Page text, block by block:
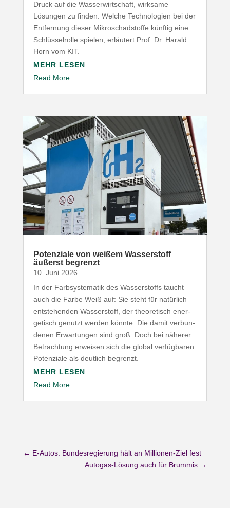
Druck auf die Wasser­wirt­schaft, wirksame
Lösungen zu finden. Welche Tech­no­logien bei der
Entfernung dieser Mikro­schad­stoffe künftig eine
Schlüs­sel­rolle spielen, erläutert Prof. Dr. Harald
Horn vom KIT.
MEHR LESEN
Read More
Poten­ziale von weißem Wasser­stoff
äußerst begrenzt
10. Juni 2026
In der Farb­sys­te­matik des Wasser­stoffs taucht
auch die Farbe Weiß auf: Sie steht für natürlich
entste­henden Wasser­stoff, der theo­re­tisch ener­
ge­tisch genutzt werden könnte. Die damit verbun­
denen Erwar­tungen sind groß. Doch bei näherer
Betrachtung erweisen sich die global verfüg­baren
Poten­ziale als deutlich begrenzt.
MEHR LESEN
Read More
← E-Autos: Bundesregierung hält an Millionen-Ziel fest
Autogas-Lösung auch für Brummis →